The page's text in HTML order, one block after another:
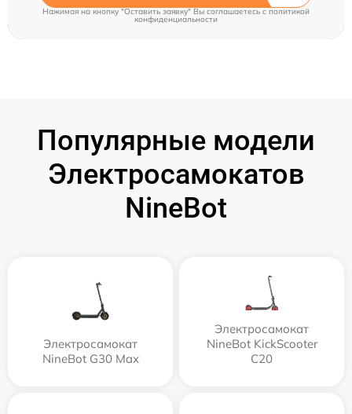
Нажимая на кнопку "Оставить заявку" Вы соглашаетесь c политикой
конфиденциальности
Популярные модели
Электросамокатов
NineBot
Электросамокат
NineBot G30 Max
Электросамокат
NineBot KickScooter
C20